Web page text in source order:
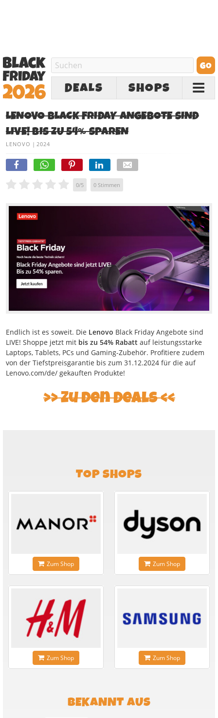
DEALS SHOPS
LENOVO BLACK FRIDAY ANGEBOTE SIND
LIVE! BIS ZU 54% SPAREN
LENOVO | 2024
0/5 0 Stimmen
Endlich ist es soweit. Die Lenovo Black Friday Angebote sind
LIVE! Shoppe jetzt mit bis zu 54% Rabatt auf leistungsstarke
Laptops, Tablets, PCs und Gaming-Zubehör. Profitiere zudem
von der Tiefstpreisgarantie bis zum 31.12.2024 für die auf
Lenovo.com/de/ gekauften Produkte!
Zu den Deals
TOP SHOPS
Zum Shop Zum Shop
Zum Shop Zum Shop
BEKANNT AUS